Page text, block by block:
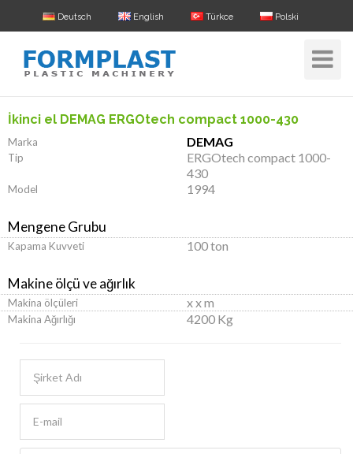
Deutsch English Türkce Polski
Toggle
İkinci el DEMAG ERGOtech compact 1000-430
Marka DEMAG
Tip
ERGOtech compact 1000-
430
Model 1994
Mengene Grubu
Kapama Kuvveti 100 ton
Makine ölçü ve ağırlık
Makina ölçüleri x x m
Makina Ağırlığı 4200 Kg